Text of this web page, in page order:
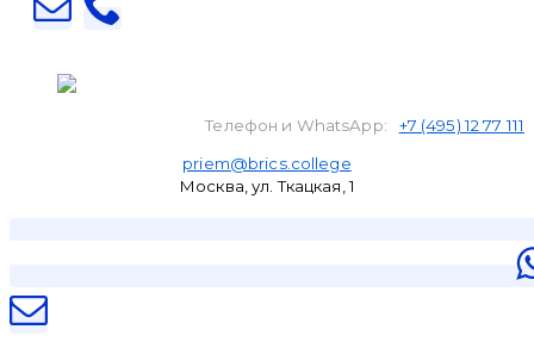
Телефон и WhatsApp: +7 (495) 12 77 111
priem@brics.college
Москва, ул. Ткацкая, 1